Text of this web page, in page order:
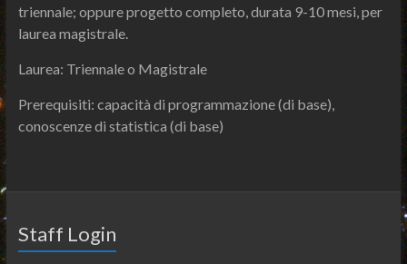
triennale; oppure progetto completo, durata 9-10 mesi, per
laurea magistrale.
Laurea: Triennale o Magistrale
Prerequisiti: capacità di programmazione (di base),
conoscenze di statistica (di base)
Staff Login